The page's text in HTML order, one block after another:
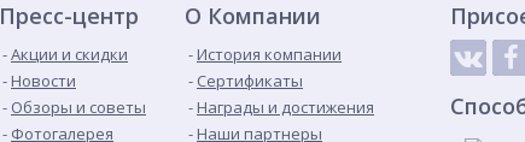
Пресс-центр
Акции и скидки
Новости
Обзоры и советы
Фотогалерея
О Компании
История компании
Сертификаты
Награды и достижения
Наши партнеры